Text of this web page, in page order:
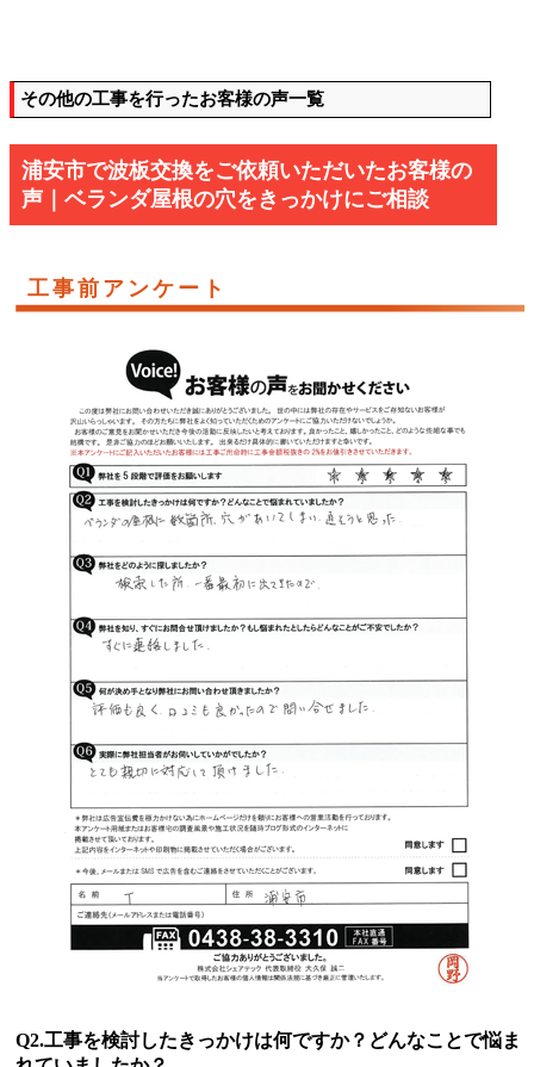
その他の工事を行ったお客様の声一覧
浦安市で波板交換をご依頼いただいたお客様の
声｜ベランダ屋根の穴をきっかけにご相談
工事前アンケート
Q2.工事を検討したきっかけは何ですか？どんなことで悩ま